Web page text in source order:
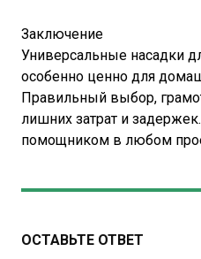
Заключение
Универсальные насадки
особенно ценно для
Правильный выбор,
лишних затрат и
помощником в любом
ОСТАВЬТЕ ОТВЕТ